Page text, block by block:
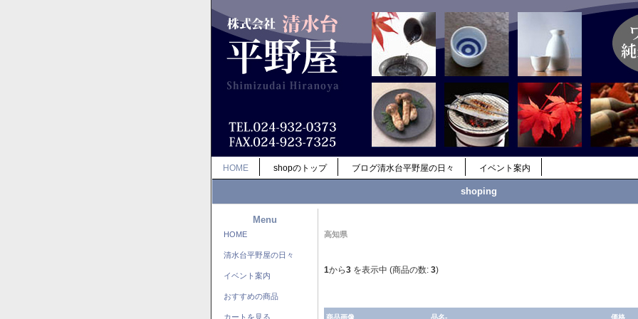
HOME shopのトップ ブログ清水台平野屋の日々 イベント案内
shoping
Menu
HOME
清水台平野屋の日々
イベント案内
おすすめの商品
カートを見る
高知県
1から3 を表示中 (商品の数: 3)
商品画像 品名- 価格